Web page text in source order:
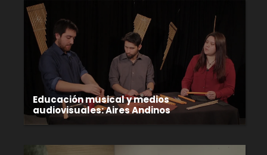
Educación musical y medios
audiovisuales: Aires Andinos